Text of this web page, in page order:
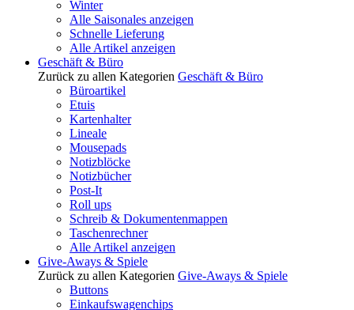
Winter
Alle Saisonales anzeigen
Schnelle Lieferung
Alle Artikel anzeigen
Geschäft & Büro
Zurück zu allen Kategorien Geschäft & Büro
Büroartikel
Etuis
Kartenhalter
Lineale
Mousepads
Notizblöcke
Notizbücher
Post-It
Roll ups
Schreib & Dokumentenmappen
Taschenrechner
Alle Artikel anzeigen
Give-Aways & Spiele
Zurück zu allen Kategorien Give-Aways & Spiele
Buttons
Einkaufswagenchips